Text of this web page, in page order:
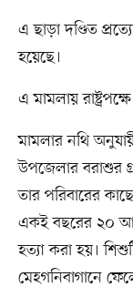
এ ছাড়া দণ্ডিত
হয়েছে।
এ মামলায়
মামলার নথি
উপজেলার বরাশুর
তার পরিবারের
একই বছরের ২০
হত্যা করা হয়।
মেহগনিবাগানে